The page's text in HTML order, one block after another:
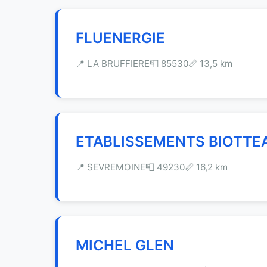
FLUENERGIE
📍 LA BRUFFIERE📮 85530📏 13,5 km
ETABLISSEMENTS
📍 SEVREMOINE📮 49230📏 16,2 km
MICHEL GLEN